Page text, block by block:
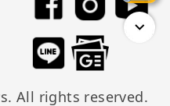
All rights reserved.